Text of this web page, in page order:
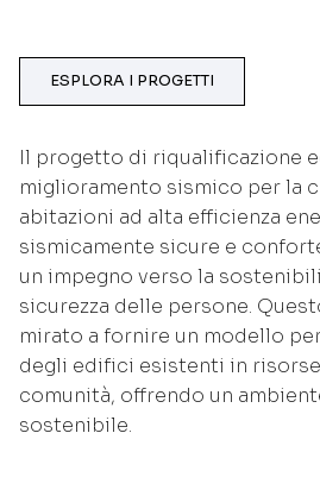
ESPLORA I PROGETTI
Il progetto di riqualificazione
miglioramento sismico per la
abitazioni ad alta efficienza
sismicamente sicure e
un impegno verso la
sicurezza delle persone.
mirato a fornire un modello
degli edifici esistenti in
comunità, offrendo un
sostenibile.